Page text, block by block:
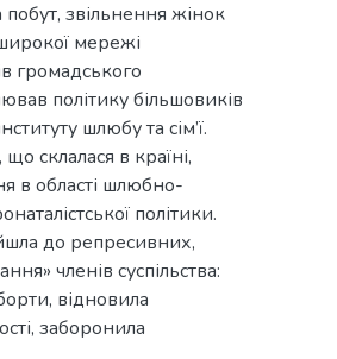
звільнення жінок
мережі
громадського
політику більшовиків
шлюбу та сім’ї.
склалася в країні,
в області шлюбно-
політики.
до репресивних,
членів суспільства:
відновила
заборонила